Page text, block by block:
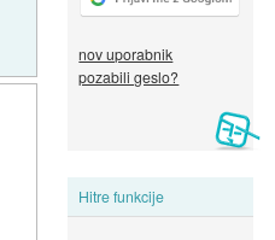
nov uporabnik
pozabili geslo?
Hitre funkcije